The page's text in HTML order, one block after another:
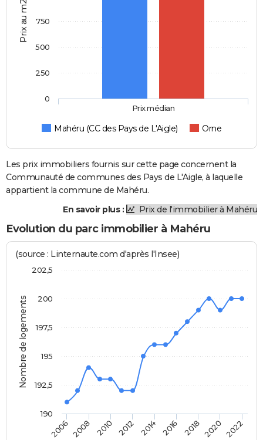
Prix au m2
Mahéru (CC des Pays de L'Aigle) Orne
Prix médian
0
250
500
750
Les prix immobiliers fournis sur cette page concernent la
Communauté de communes des Pays de L'Aigle, à laquelle
appartient la commune de Mahéru.
En savoir plus :
Prix de l'immobilier à Mahéru
Evolution du parc immobilier à Mahéru
Nombre de logements
(source : Linternaute.com d'après l'Insee)
2006 2008 2010 2012 2014 2016 2018 2020 2022
190
192,5
195
197,5
200
202,5